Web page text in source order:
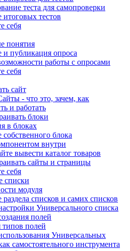
теста для самопроверки
итоговых тестов
себя
понятия
и публикация опроса
работы с опросами
себя
сайт
- что это, зачем, как
и работать
блоки
в блоках
собственного блока
внутри
вывести каталог товаров
сайты и страницы
себя
списки
модуля
раздела списков и самих списков
Универсального списка
полей
типов полей
Универсальных
самостоятельного инструмента